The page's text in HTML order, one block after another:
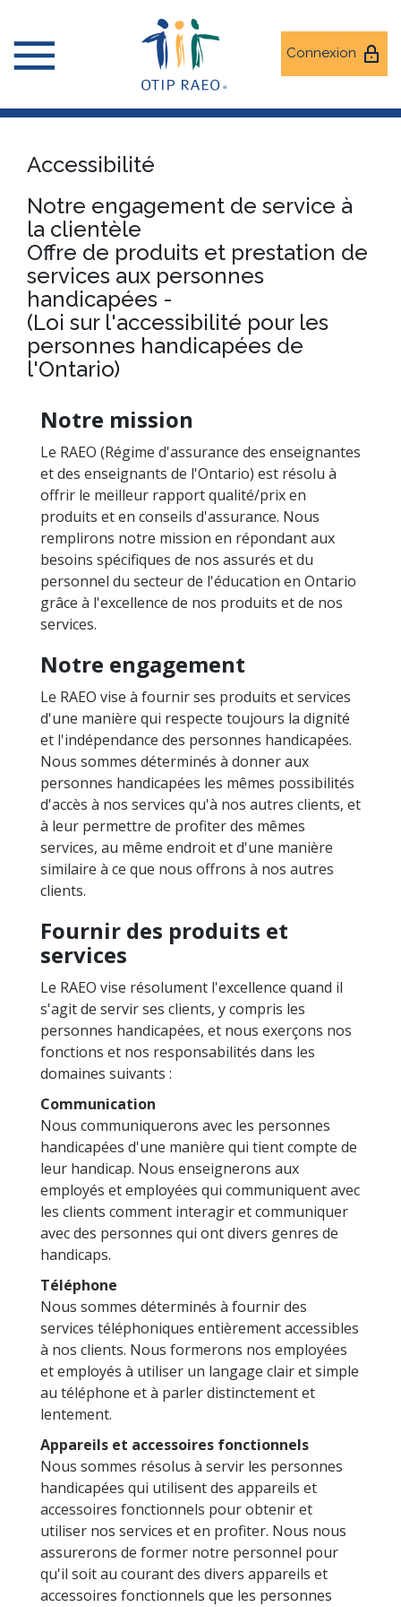
Connexion
Accessibilité
Notre engagement de service à
la clientèle
Offre de produits et prestation de
services aux personnes
handicapées -
(Loi sur l'accessibilité pour les
personnes handicapées de
l'Ontario)
Notre mission
Le RAEO (Régime d'assurance des enseignantes
et des enseignants de l'Ontario) est résolu à
offrir le meilleur rapport qualité/prix en
produits et en conseils d'assurance. Nous
remplirons notre mission en répondant aux
besoins spécifiques de nos assurés et du
personnel du secteur de l'éducation en Ontario
grâce à l'excellence de nos produits et de nos
services.
Notre engagement
Le RAEO vise à fournir ses produits et services
d'une manière qui respecte toujours la dignité
et l'indépendance des personnes handicapées.
Nous sommes déterminés à donner aux
personnes handicapées les mêmes possibilités
d'accès à nos services qu'à nos autres clients, et
à leur permettre de profiter des mêmes
services, au même endroit et d'une manière
similaire à ce que nous offrons à nos autres
clients.
Fournir des produits et
services
Le RAEO vise résolument l'excellence quand il
s'agit de servir ses clients, y compris les
personnes handicapées, et nous exerçons nos
fonctions et nos responsabilités dans les
domaines suivants :
Communication
Nous communiquerons avec les personnes
handicapées d'une manière qui tient compte de
leur handicap. Nous enseignerons aux
employés et employées qui communiquent avec
les clients comment interagir et communiquer
avec des personnes qui ont divers genres de
handicaps.
Téléphone
Nous sommes déterminés à fournir des
services téléphoniques entièrement accessibles
à nos clients. Nous formerons nos employées
et employés à utiliser un langage clair et simple
au téléphone et à parler distinctement et
lentement.
Appareils et accessoires fonctionnels
Nous sommes résolus à servir les personnes
handicapées qui utilisent des appareils et
accessoires fonctionnels pour obtenir et
utiliser nos services et en profiter. Nous nous
assurerons de former notre personnel pour
qu'il soit au courant des divers appareils et
accessoires fonctionnels que les personnes